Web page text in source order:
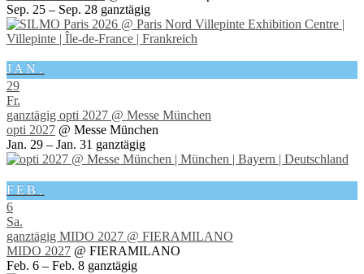
Sep. 25 – Sep. 28 ganztägig
JAN.
29
Fr.
ganztägig opti 2027 @ Messe München
opti 2027 @ Messe München
Jan. 29 – Jan. 31 ganztägig
FEB.
6
Sa.
ganztägig MIDO 2027 @ FIERAMILANO
MIDO 2027 @ FIERAMILANO
Feb. 6 – Feb. 8 ganztägig